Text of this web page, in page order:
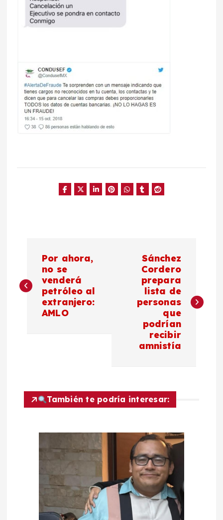
a
v
c
Por ahora,
no se
venderá
petróleo al
extranjero:
AMLO
Sánchez
Cordero
prepara
lista de
personas
que
podrían
recibir
amnistía
También te podría interesar: